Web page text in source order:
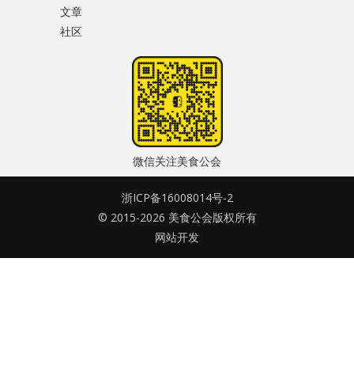
用户名或Email
记住我的登录状态
没帐号？ 注册一个
公会活动
信息发布
悬赏测评
私家厨房
文章
社区
微信关注美食公会
浙ICP备16008014号-2
© 2015-2026 美食公会版权所有
网站开发